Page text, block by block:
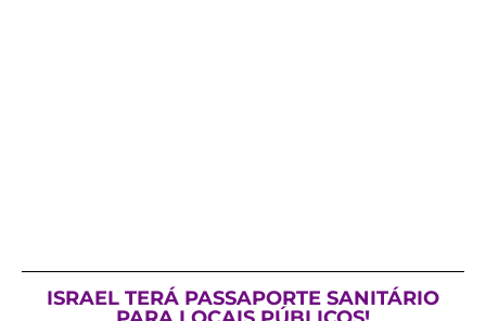
ISRAEL TERÁ PASSAPORTE SANITÁRIO